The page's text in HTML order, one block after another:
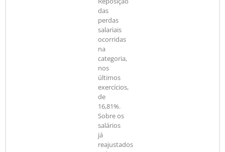
das
perdas
salariais
ocorridas
na
categoria,
nos
últimos
exercícios,
de
16,81%.
Sobre os
salários
já
reajustados